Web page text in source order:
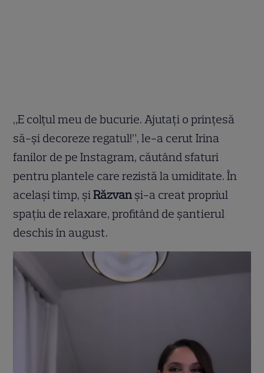
„E colțul meu de bucurie. Ajutați o prințesă
să-și decoreze regatul!”, le-a cerut Irina
fanilor de pe Instagram, căutând sfaturi
pentru plantele care rezistă la umiditate. În
același timp, șiRăzvan și-a creat propriul
spațiu de relaxare, profitând de șantierul
deschis în august.